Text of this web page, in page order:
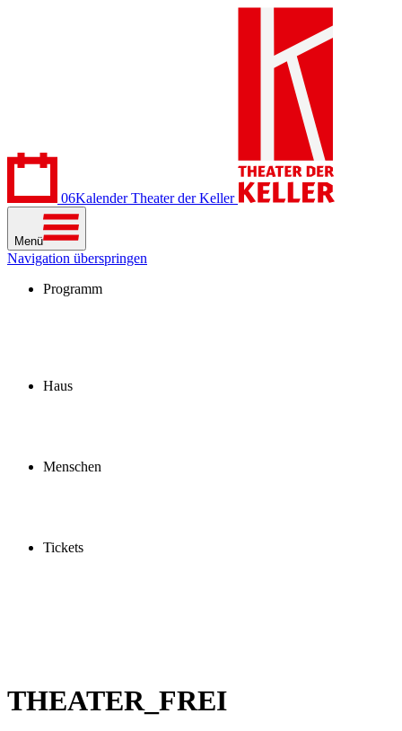
06Kalender Theater der Keller
Menü
Navigation überspringen
Programm
Haus
Menschen
Tickets
THEATER_FREI